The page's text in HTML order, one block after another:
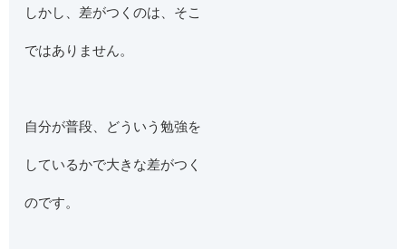
しかし、差がつくのは、そこ
ではありません。
自分が普段、どういう勉強を
しているかで大きな差がつく
のです。